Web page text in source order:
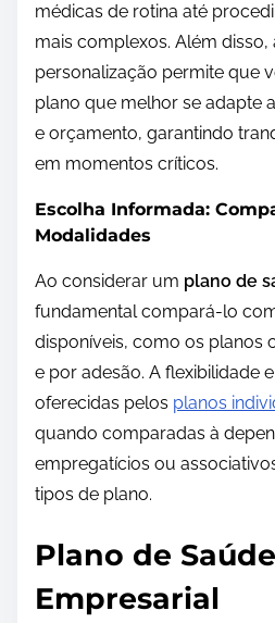
médicas de rotina até
mais complexos. Além disso,
personalização permite que
plano que melhor se adapte
e orçamento, garantindo
em momentos críticos.
Escolha Informada:
Modalidades
Ao considerar um plano de
fundamental compará-lo
disponíveis, como os planos
e por adesão. A flexibilidade
oferecidas pelos planos
quando comparadas à
empregatícios ou
tipos de plano.
Plano de
Empresarial